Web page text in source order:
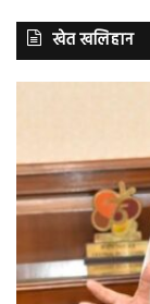
खेत खलिहान